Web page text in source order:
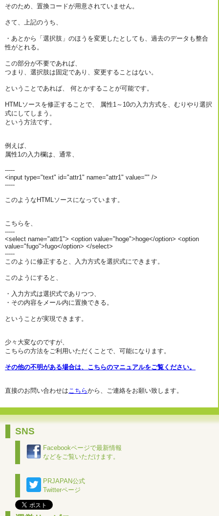
そのため、置換コードが用意されていません。
さて、上記のうち、
・あとから「選択肢」のほうを変更したとしても、過去のデータも整合
性がとれる。
この部分が不要であれば、
つまり、選択肢は固定であり、変更することはない。
ということであれば、 何とかすることが可能です。
HTMLソースを修正することで、 属性1～10の入力方式を、むりやり選択
式にしてしまう。
という方法です。
例えば、
属性1の入力欄は、通常、
-----
<input type="text" id="attr1" name="attr1" value="" />
-----
このようなHTMLソースになっています。
こちらを、
-----
<select name="attr1"> <option value="hoge">hoge</option> <option
value="fugo">fugo</option> </select>
-----
このように修正すると、入力方式を選択式にできます。
このようにすると、
・入力方式は選択式でありつつ、
・その内容をメール内に置換できる。
ということが実現できます。
少々大変なのですが、
こちらの方法をご利用いただくことで、可能になります。
その他の不明がある場合は、こちらのマニュアルをご覧ください。
直接のお問い合わせはこちらから、ご連絡をお願い致します。
SNS
Facebookページで最新情報
などをご覧いただけます。
PRJAPAN公式
Twitterページ